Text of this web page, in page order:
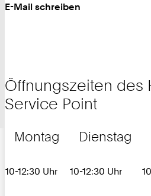
2
4
3
E-Mail schreiben
Öffnungszeiten des
Service Point
Montag Dienstag
10-12:30 Uhr 10-12:30 Uhr